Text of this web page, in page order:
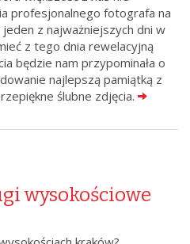
profesjonalnego fotografa na
z najważniejszych dni w
z tego dnia rewelacyjną
będzie nam przypominała o
najlepszą pamiątką z
ślubne zdjęcia.
wysokościowe